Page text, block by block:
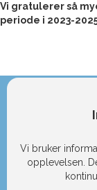
Vi bruker
opplevelsen.
Vi gratulerer så
periode i 2023-